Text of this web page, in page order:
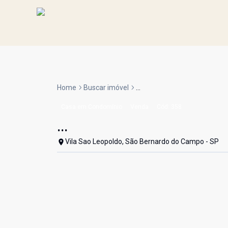
Home Buscar imóvel ...
...
Vila Sao Leopoldo, São Bernardo do Campo - SP